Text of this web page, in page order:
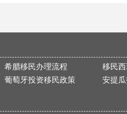
希腊移民办理流程
移民
葡萄牙投资移民政策 安提